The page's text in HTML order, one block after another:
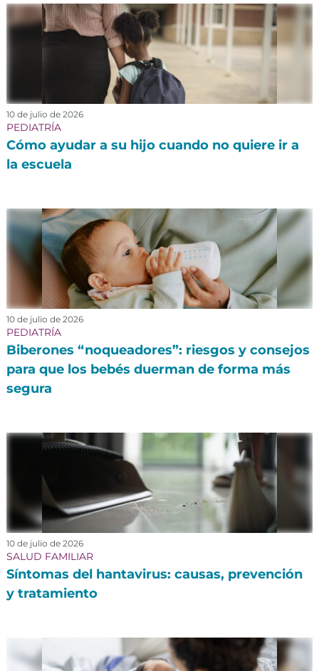
10 de julio de 2026
PEDIATRÍA
Cómo ayudar a su hijo cuando no quiere ir a
la escuela
10 de julio de 2026
PEDIATRÍA
Biberones “noqueadores”: riesgos y consejos
para que los bebés duerman de forma más
segura
10 de julio de 2026
SALUD FAMILIAR
Síntomas del hantavirus: causas, prevención
y tratamiento